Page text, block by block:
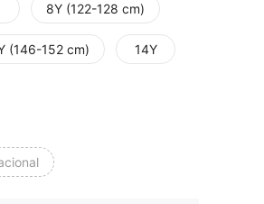
8Y (122-128 cm)
(146-152 cm) 14Y